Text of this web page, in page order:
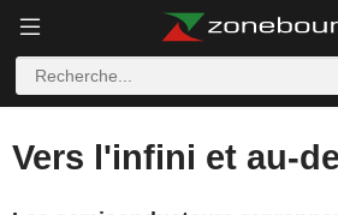
Vers l'infini et au-